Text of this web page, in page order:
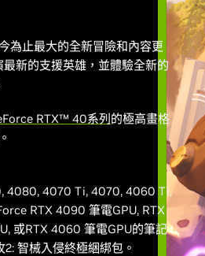
為止最大的全新冒險和內容更
新的支援英雄，並體驗全新的
RTX™ 40系列的極高畫格
4080, 4070 Ti, 4070, 4060 Ti,
RTX 4090 筆電GPU, RTX
或RTX 4060 筆電GPU的筆記
智械入侵終極綑綁包。